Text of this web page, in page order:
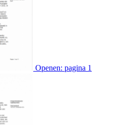
Openen: pagina 1